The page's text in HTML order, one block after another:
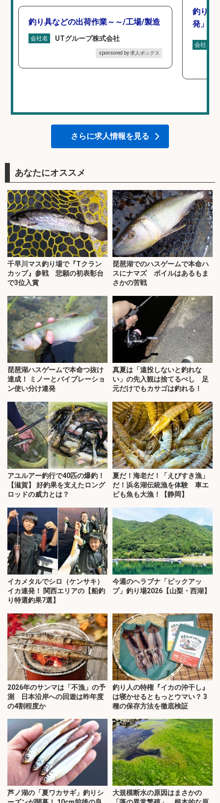
釣り具などの出荷作業～～/工場/製造
会社名 UTグループ株式会社
sponsored by 求人ボックス
釣り好
発」/
会社名
さらに求人情報を見る
あなたにオススメ
千早川マス釣り場で『Tクラン
カップ』参戦 悲願の初表彰台
で3位入賞
琵琶湖でのハスゲームで本命ハ
スにナマズ ボイルはあるもま
さかの苦戦
琵琶湖ハスゲームで本命つ抜け
達成！ ミノーとバイブレーショ
ン使い分け連発
真夏は「遠投しないと釣れな
い」の先入観は捨てるべし 足
元だけでもカサゴは釣れる！
アユルアー釣行で40匹の爆釣！
【滋賀】 好釣果を支えたロング
ロッドの威力とは？
夏だ！海老だ！「えびすき漁」
だ！浜名湖伝統漁を体験 車エ
ビも魚も大漁！【静岡】
イカメタルでシロ（ケンサキ）
イカ連発！ 関西エリアの【船釣
り特選釣果7選】
今週のヘラブナ「ピックアッ
プ」釣り場2026【山梨・西湖】
2026年のサンマは「不漁」の予
測 日本沿岸への回遊は昨年度
の4割程度か
釣り人の特権『イカの沖干し』
は寝かせるともっとウマい？ 3
種の保存方法を徹底検証
芦ノ湖の「夏ワカサギ」釣りシ
大規模断水の原因はまさかの